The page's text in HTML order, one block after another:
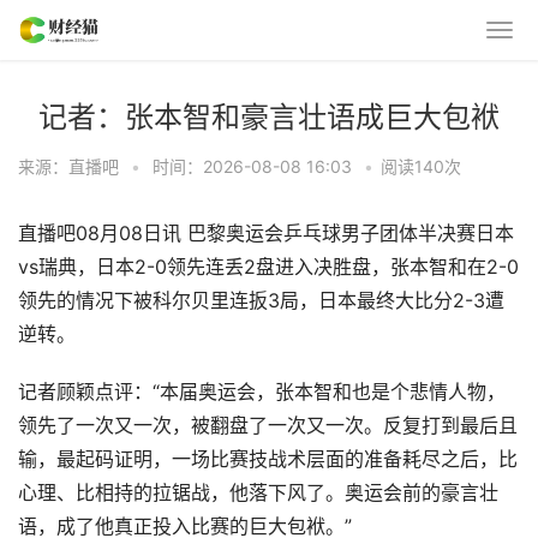
记者：张本智和豪言壮语成巨大包袱
来源：直播吧 • 时间：2026-08-08 16:03 • 阅读140次
直播吧08月08日讯 巴黎奥运会乒乓球男子团体半决赛日本
vs瑞典，日本2-0领先连丢2盘进入决胜盘，张本智和在2-0
领先的情况下被科尔贝里连扳3局，日本最终大比分2-3遭
逆转。
记者顾颖点评：“本届奥运会，张本智和也是个悲情人物，
领先了一次又一次，被翻盘了一次又一次。反复打到最后且
输，最起码证明，一场比赛技战术层面的准备耗尽之后，比
心理、比相持的拉锯战，他落下风了。奥运会前的豪言壮
语，成了他真正投入比赛的巨大包袱。” ​​​